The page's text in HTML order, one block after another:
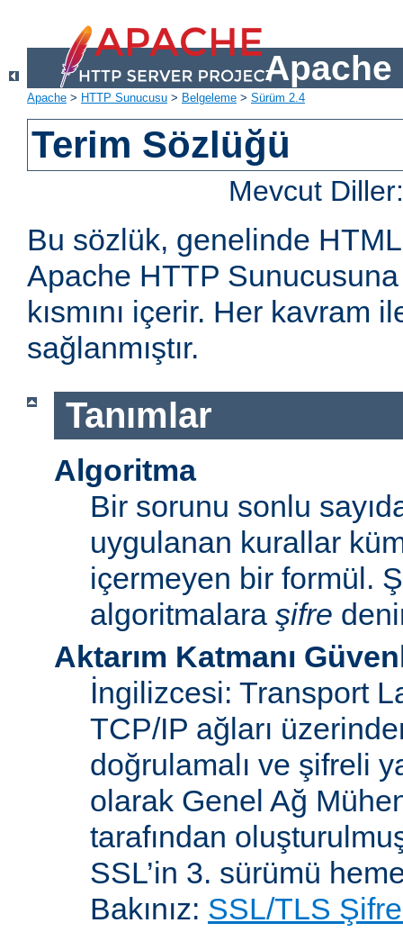
Apache
Apache > HTTP Sunucusu > Belgeleme > Sürüm 2.4
Terim Sözlüğü
Mevcut
Bu sözlük, genelinde
Apache HTTP
kısmını içerir. Her kavram
sağlanmıştır.
Tanımlar
Algoritma
Bir sorunu sonlu
uygulanan kurallar
içermeyen bir formül.
algoritmalara şifre
Aktarım Katmanı
İngilizcesi: Transport
TCP/IP ağları
doğrulamalı ve şifreli
olarak Genel Ağ
tarafından
SSL’in 3. sürümü
Bakınız: SSL/TLS